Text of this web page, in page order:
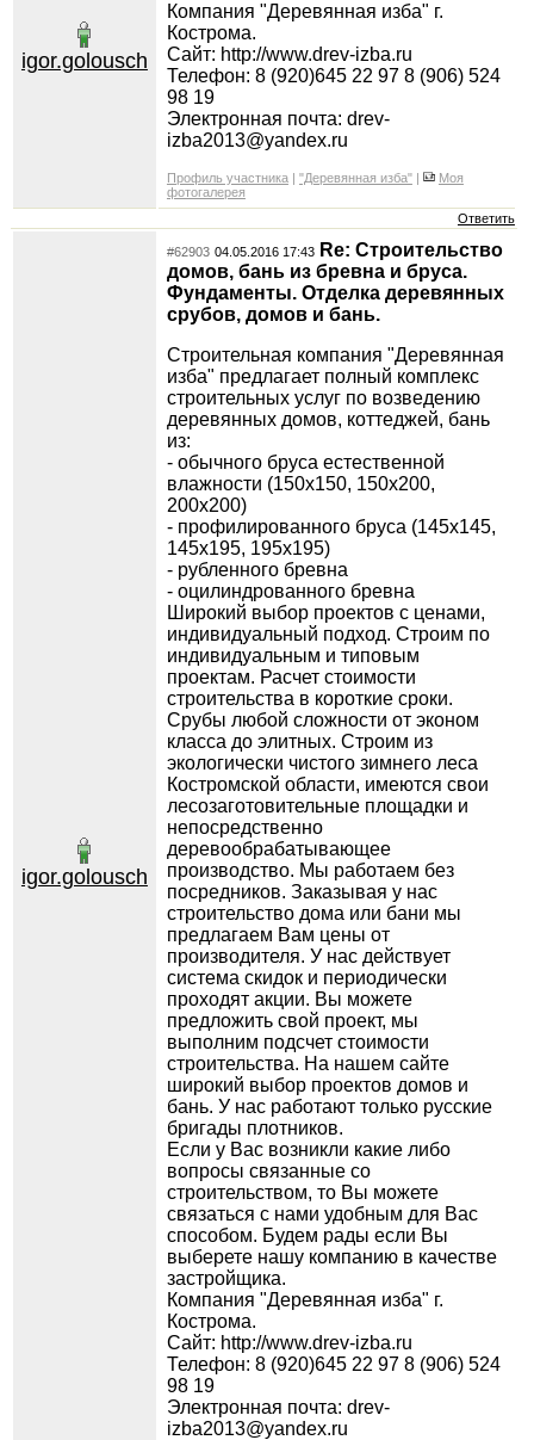
igor.golousch
Компания "Деревянная изба" г.
Кострома.
Сайт: http://www.drev-izba.ru
Телефон: 8 (920)645 22 97 8 (906) 524
98 19
Электронная почта: drev-
izba2013@yandex.ru
Профиль участника| "Деревянная изба"|
Моя
фотогалерея
Ответить
igor.golousch
#62903 04.05.2016 17:43Re: Строительство
домов, бань из бревна и бруса.
Фундаменты. Отделка деревянных
срубов, домов и бань.
Строительная компания "Деревянная
изба" предлагает полный комплекс
строительных услуг по возведению
деревянных домов, коттеджей, бань
из:
- обычного бруса естественной
влажности (150х150, 150х200,
200х200)
- профилированного бруса (145х145,
145х195, 195х195)
- рубленного бревна
- оцилиндрованного бревна
Широкий выбор проектов с ценами,
индивидуальный подход. Строим по
индивидуальным и типовым
проектам. Расчет стоимости
строительства в короткие сроки.
Срубы любой сложности от эконом
класса до элитных. Строим из
экологически чистого зимнего леса
Костромской области, имеются свои
лесозаготовительные площадки и
непосредственно
деревообрабатывающее
производство. Мы работаем без
посредников. Заказывая у нас
строительство дома или бани мы
предлагаем Вам цены от
производителя. У нас действует
система скидок и периодически
проходят акции. Вы можете
предложить свой проект, мы
выполним подсчет стоимости
строительства. На нашем сайте
широкий выбор проектов домов и
бань. У нас работают только русские
бригады плотников.
Если у Вас возникли какие либо
вопросы связанные со
строительством, то Вы можете
связаться с нами удобным для Вас
способом. Будем рады если Вы
выберете нашу компанию в качестве
застройщика.
Компания "Деревянная изба" г.
Кострома.
Сайт: http://www.drev-izba.ru
Телефон: 8 (920)645 22 97 8 (906) 524
98 19
Электронная почта: drev-
izba2013@yandex.ru